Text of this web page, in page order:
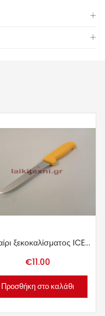
Μαχαίρι ξεκοκαλίσματος ICEL – ΙΝΟΧ 13cm.
€11.00
Προσθήκη στο καλάθι